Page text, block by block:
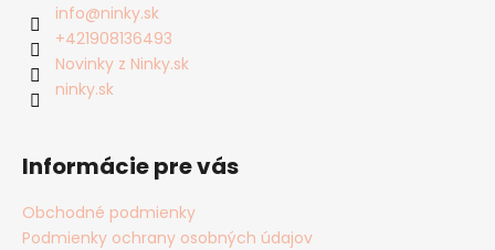
info@ninky.sk
+421908136493
Novinky z Ninky.sk
ninky.sk
Informácie pre vás
Obchodné podmienky
Podmienky ochrany osobných údajov